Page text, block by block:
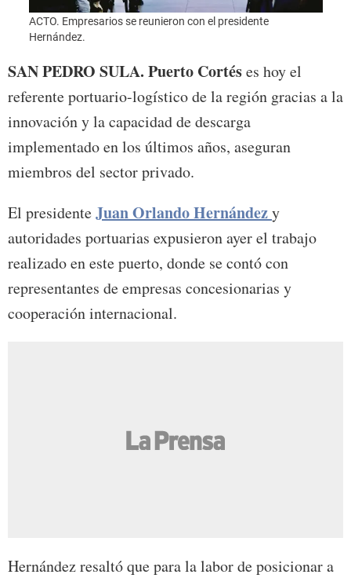
ACTO. Empresarios se reunieron con el presidente
Hernández.
SAN PEDRO SULA. Puerto Cortéses hoy el
referente portuario-logístico de la región gracias a la
innovación y la capacidad de descarga
implementado en los últimos años, aseguran
miembros del sector privado.
El presidenteJuan Orlando Hernándezy
autoridades portuarias expusieron ayer el trabajo
realizado en este puerto, donde se contó con
representantes de empresas concesionarias y
cooperación internacional.
Hernández resaltó que para la labor de posicionar a